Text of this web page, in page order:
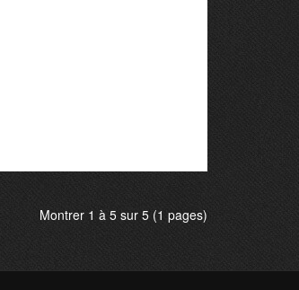
Montrer 1 à 5 sur 5 (1 pages)